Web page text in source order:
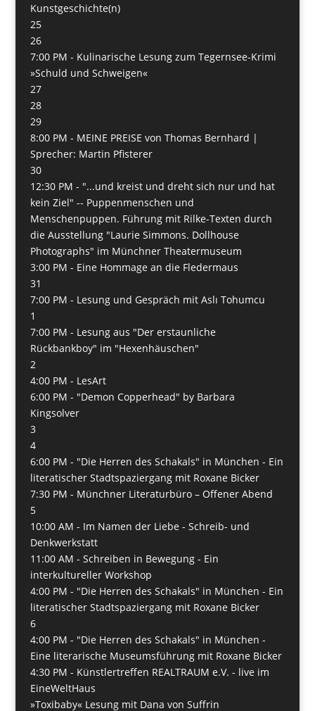
Kunstgeschichte(n)
25
26
7:00 PM - Kulinarische Lesung zum Tegernsee-Krimi
»Schuld und Schweigen«
27
28
29
8:00 PM - MEINE PREISE von Thomas Bernhard |
Sprecher: Martin Pfisterer
30
12:30 PM - "...und kreist und dreht sich nur und hat
kein Ziel" -- Puppenmenschen und
Menschenpuppen. Führung mit Rilke-Texten durch
die Ausstellung "Laurie Simmons. Dollhouse
Photographs" im Münchner Theatermuseum
3:00 PM - Eine Hommage an die Fledermaus
31
7:00 PM - Lesung und Gespräch mit Aslı Tohumcu
1
7:00 PM - Lesung aus "Der erstaunliche
Rückbankboy" im "Hexenhäuschen"
2
4:00 PM - LesArt
6:00 PM - "Demon Copperhead" by Barbara
Kingsolver
3
4
6:00 PM - "Die Herren des Schakals" in München - Ein
literatischer Stadtspaziergang mit Roxane Bicker
7:30 PM - Münchner Literaturbüro – Offener Abend
5
10:00 AM - Im Namen der Liebe - Schreib- und
Denkwerkstatt
11:00 AM - Schreiben in Bewegung - Ein
interkultureller Workshop
4:00 PM - "Die Herren des Schakals" in München - Ein
literatischer Stadtspaziergang mit Roxane Bicker
6
4:00 PM - "Die Herren des Schakals" in München -
Eine literarische Museumsführung mit Roxane Bicker
4:30 PM - Künstlertreffen REALTRAUM e.V. - live im
EineWeltHaus
»Toxibaby« Lesung mit Dana von Suffrin